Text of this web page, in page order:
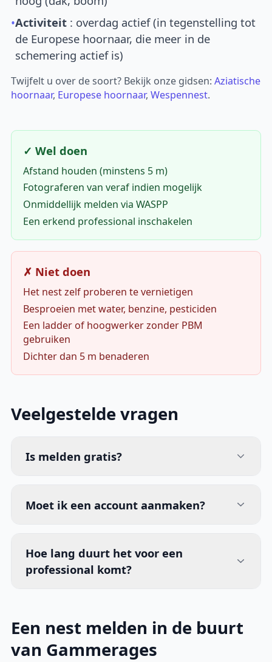
•Activiteit : overdag actief (in tegenstelling tot
de Europese hoornaar, die meer in de
schemering actief is)
Twijfelt u over de soort? Bekijk onze gidsen:Aziatische
hoornaar, Europese hoornaar,Wespennest.
✓ Wel doen
Afstand houden (minstens 5 m)
Fotograferen van veraf indien mogelijk
Onmiddellijk melden via WASPP
Een erkend professional inschakelen
✗ Niet doen
Het nest zelf proberen te vernietigen
Besproeien met water, benzine, pesticiden
Een ladder of hoogwerker zonder PBM
gebruiken
Dichter dan 5 m benaderen
Veelgestelde vragen
Is melden gratis?
Moet ik een account aanmaken?
Hoe lang duurt het voor een
professional komt?
Een nest melden in de buurt
van Gammerages